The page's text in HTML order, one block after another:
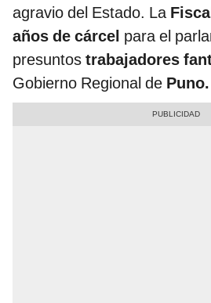
agravio del Estado. La
años de cárcel para el
presuntos trabajadores
Gobierno Regional de Puno.